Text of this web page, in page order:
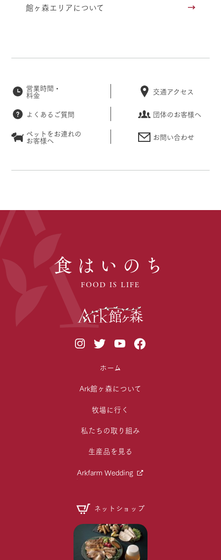
館ヶ森エリアについて
営業時間・
料金 交通アクセス
よくあるご質問
団体のお客様へ
ペットをお連れの
お客様へ お問い合わせ
食はいのち
FOOD IS LIFE
ホーム
Ark館ヶ森について
牧場に行く
私たちの取り組み
生産品を見る
Arkfarm Wedding
ネットショップ